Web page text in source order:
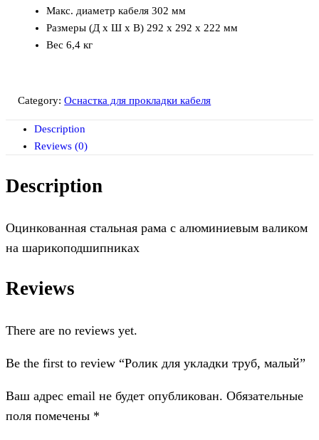
Макс. диаметр кабеля 302 мм
Размеры (Д x Ш x В) 292 х 292 х 222 мм
Вес 6,4 кг
Category:Оснастка для прокладки кабеля
Description
Reviews (0)
Description
Оцинкованная стальная рама с алюминиевым валиком
на шарикоподшипниках
Reviews
There are no reviews yet.
Be the first to review “Ролик для укладки труб, малый”
Ваш адрес email не будет опубликован. Обязательные
поля помечены *